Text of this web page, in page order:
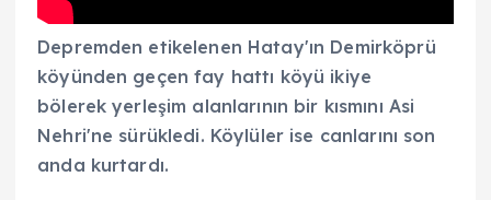
Depremden etikelenen Hatay'ın Demirköprü
köyünden geçen fay hattı köyü ikiye
bölerek yerleşim alanlarının bir kısmını Asi
Nehri'ne sürükledi. Köylüler ise canlarını son
anda kurtardı.